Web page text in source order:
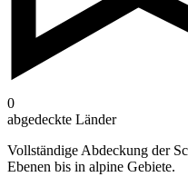
0
abgedeckte Länder
Vollständige Abdeckung der
Ebenen bis in alpine Gebiete.